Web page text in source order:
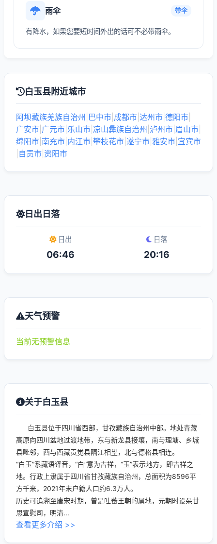
雨伞 带伞
有降水，如果您要短时间外出的话可不必带雨伞。
白玉县附近城市
阿坝藏族羌族自治州 巴中市 成都市 达州市 德阳市
广安市 广元市 乐山市 凉山彝族自治州 泸州市 眉山市
绵阳市 南充市 内江市 攀枝花市 遂宁市 雅安市 宜宾市
自贡市 资阳市
日出日落
日出
06:46
日落
20:16
天气预警
当前无预警信息
关于白玉县
白玉县位于四川省西部，甘孜藏族自治州中部。地处青藏
高原向四川盆地过渡地带，东与新龙县接壤，南与理塘、乡城
县毗邻，西与西藏贡觉县隔江相望，北与德格县相连。
“白玉”系藏语译音，“白”意为吉祥，“玉”表示地方，即吉祥之
地。行政上隶属于四川省甘孜藏族自治州，总面积为8596平
方千米，2021年末户籍人口约6.3万人。
历史可追溯至唐宋时期，曾是吐蕃王朝的属地，元朝时设朵甘
思宣慰司，明清...
查看更多介绍 >>